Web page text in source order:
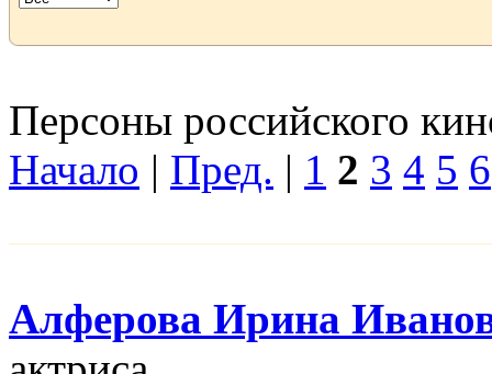
Персоны российского
Начало | Пред. | 1 2 3 4 5 6
Алферова Ирина